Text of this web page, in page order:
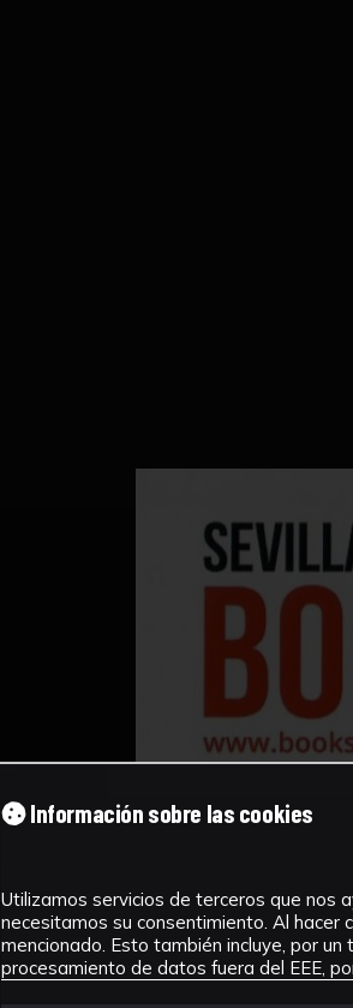
Información sobre las cookies
Utilizamos servicios de terceros que nos
necesitamos su consentimiento. Al
mencionado. Esto también incluye, por
procesamiento de datos fuera del EEE,